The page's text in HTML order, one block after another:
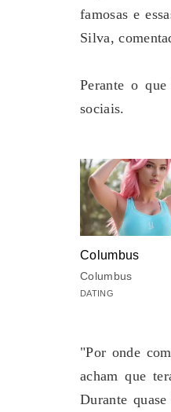
famosas e
Silva,
Perante o
sociais.
Columbus
Columbus
DATING
"Por onde
acham que
Durante